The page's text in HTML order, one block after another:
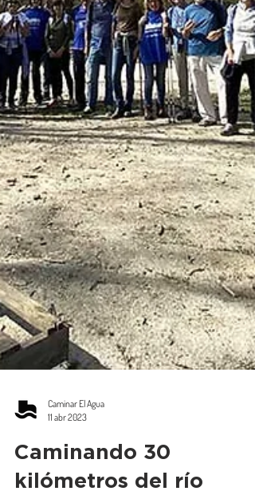
11 abr 2023
Caminando 30